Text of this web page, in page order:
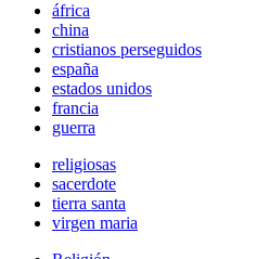
áfrica
china
cristianos perseguidos
españa
estados unidos
francia
guerra
religiosas
sacerdote
tierra santa
virgen maria